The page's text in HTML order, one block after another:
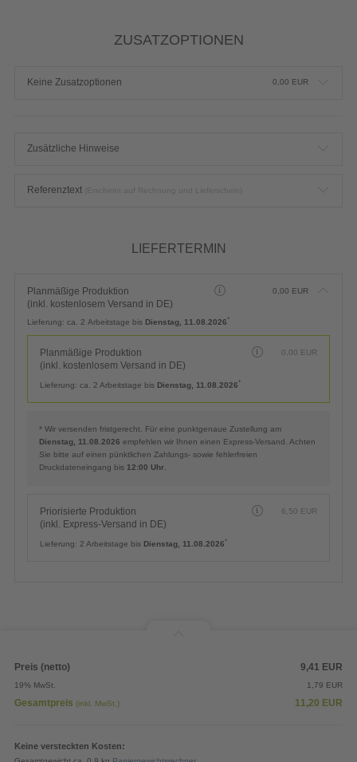
ZUSATZOPTIONEN
Keine Zusatzoptionen 0,00 EUR
Zusätzliche Hinweise
Referenztext
LIEFERTERMIN
Planmäßige Produktion
(inkl. kostenlosem Versand in DE)
0,00 EUR
Lieferung: ca. 2 Arbeitstage bis Dienstag, 11.08.2026*
Planmäßige Produktion
(inkl. kostenlosem Versand in DE)
0,00 EUR
Lieferung: ca. 2 Arbeitstage bis Dienstag, 11.08.2026*
* Wir versenden fristgerecht. Für eine punktgenaue Zustellung am
Dienstag, 11.08.2026 empfehlen wir Ihnen einen Express-Versand. Achten
Sie bitte auf einen pünktlichen Zahlungs- sowie fehlerfreien
Druckdateneingang bis 12:00 Uhr
Priorisierte Produktion
(inkl. Express-Versand in DE)
6,50 EUR
Lieferung: 2 Arbeitstage bis Dienstag, 11.08.2026*
Preis (netto) 9,41 EUR
19% MwSt. 1,79 EUR
Gesamtpreis (inkl. MwSt.) 11,20 EUR
Keine versteckten Kosten: